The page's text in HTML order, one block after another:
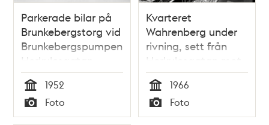
Parkerade bilar på
Brunkebergstorg vid
Brunkebergspumpen.
Herkulesgatan
mynnar vid
cyklarna.
Trådbussledningar
hänger i luften. Kv.
Tid
1952
Typ
Foto
Kvarteret
Wahrenberg under
rivning, sett från
Herkulesgatan mot
Brunkebergstorg. Kv.
Åskslaget i
bakgrunden är idag
Gallerian
Tid
1966
Typ
Foto